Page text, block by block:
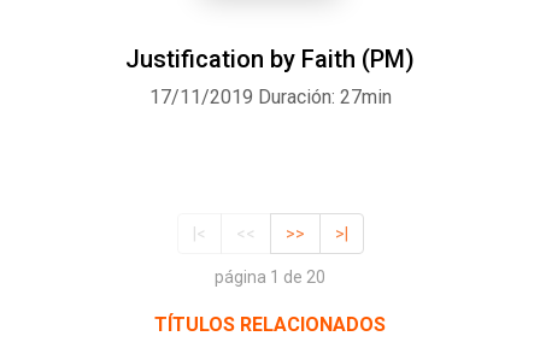
Justification by Faith (PM)
17/11/2019 Duración: 27min
|< << >> >|
página 1 de 20
TÍTULOS RELACIONADOS